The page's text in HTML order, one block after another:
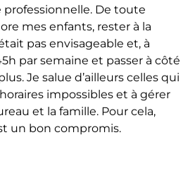
professionnelle. De toute
mes enfants, rester à la
pas envisageable et, à
par semaine et passer à côté
Je salue d’ailleurs celles qui
impossibles et à gérer
et la famille. Pour cela,
un bon compromis.